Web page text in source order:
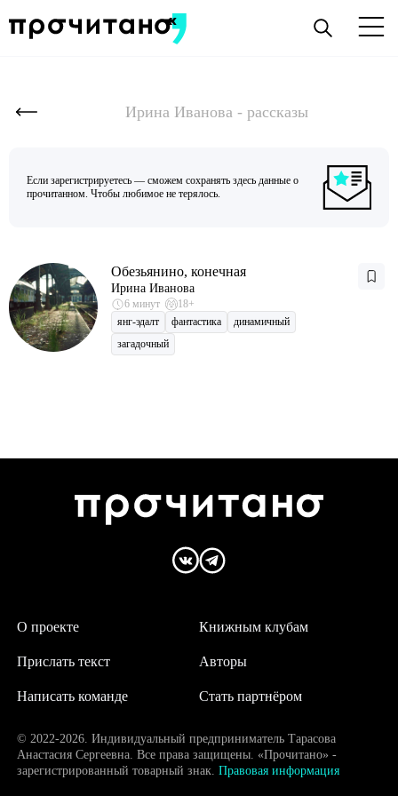
Ирина Иванова - рассказы
Если зарегистрируетесь — сможем сохранять здесь данные о
прочитанном. Чтобы любимое не терялось.
Обезьянино, конечная
Ирина Иванова
6 минут
18+
янг-эдалт
фантастика
динамичный
загадочный
О проекте
Написать команде
Авторы
Прислать текст
Книжным клубам
Стать партнёром
© 2022-2026. Индивидуальный предприниматель Тарасова
Анастасия Сергеевна. Все права защищены. «Прочитано» -
зарегистрированный товарный знак. Правовая информация